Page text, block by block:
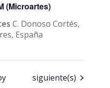
(Microartes)
C. Donoso Cortés,
España
Eventos
siguiente(s)